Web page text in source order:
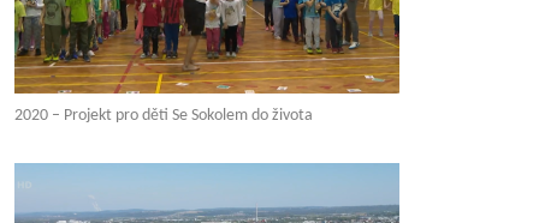
2020 – Projekt pro děti Se Sokolem do života